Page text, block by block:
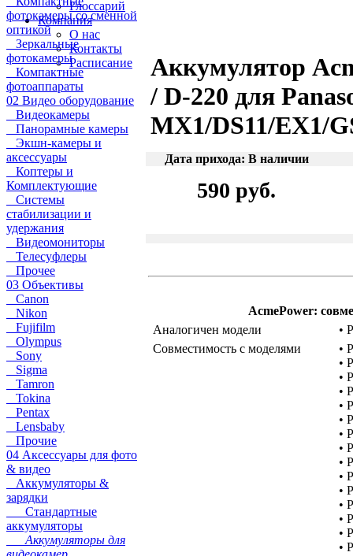
Глоссарий
Компания
О нас
Контакты
Расписание
фотокамеры со сменной
оптикой
Зеркальные
фотокамеры
Компактные
фотоаппараты
02 Видео оборудование
Видеокамеры
Панорамные камеры
Экшн-камеры и
аксессуары
Коптеры и
Комплектующие
Системы
стабилизации и
удержания
Видеомониторы
Телесуфлеры
Прочее
03 Объективы
Canon
Nikon
Fujifilm
Olympus
Sony
Sigma
Tamron
Tokina
Pentax
Lensbaby
Прочие
04 Аксессуары для фото
& видео
Аккумуляторы &
зарядки
Стандартные
аккумуляторы
Аккумуляторы для
Аккумулятор
/ D-220 для
MX1/DS11/EX1/
Дата прихода: В наличии
590 руб.
AcmePower:
Аналогичен модели
•
Совместимость с моделями
•
•
•
•
•
•
•
•
•
•
•
•
•
•
•